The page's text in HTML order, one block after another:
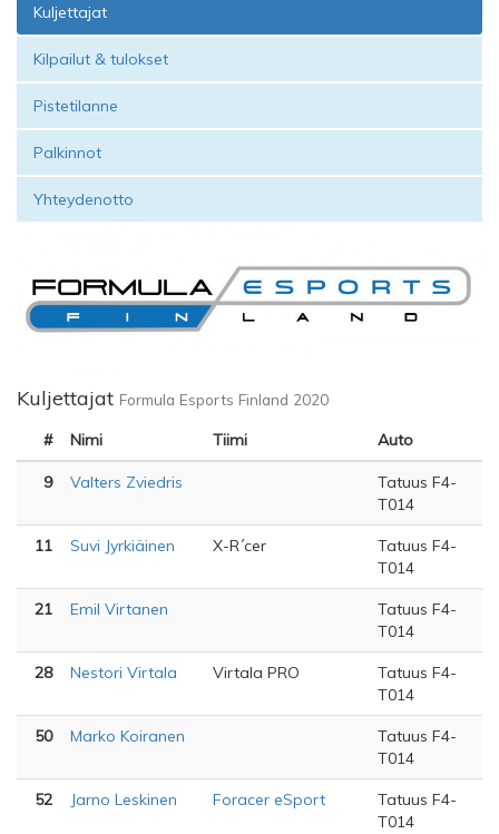
Kuljettajat
Kilpailut & tulokset
Pistetilanne
Palkinnot
Yhteydenotto
Kuljettajat Formula Esports Finland 2020
# Nimi Tiimi Auto
9 Valters Zviedris
Tatuus F4-
T014
11 Suvi Jyrkiäinen X-R´cer
Tatuus F4-
T014
21 Emil Virtanen
Tatuus F4-
T014
28 Nestori Virtala Virtala PRO
Tatuus F4-
T014
50 Marko Koiranen
Tatuus F4-
T014
52 Jarno Leskinen Foracer eSport
Tatuus F4-
T014